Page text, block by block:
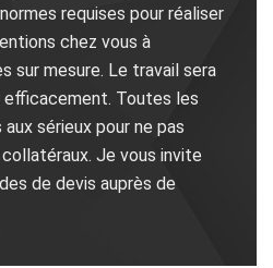
requises pour réaliser
chez vous à
sur mesure. Le travail sera
Toutes les
sérieux pour ne pas
Je vous invite
de devis auprès de